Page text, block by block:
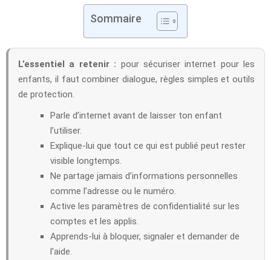
Sommaire
L’essentiel a retenir : pour sécuriser internet pour les
enfants, il faut combiner dialogue, règles simples et outils
de protection.
Parle d’internet avant de laisser ton enfant
l’utiliser.
Explique-lui que tout ce qui est publié peut rester
visible longtemps.
Ne partage jamais d’informations personnelles
comme l’adresse ou le numéro.
Active les paramètres de confidentialité sur les
comptes et les applis.
Apprends-lui à bloquer, signaler et demander de
l’aide.